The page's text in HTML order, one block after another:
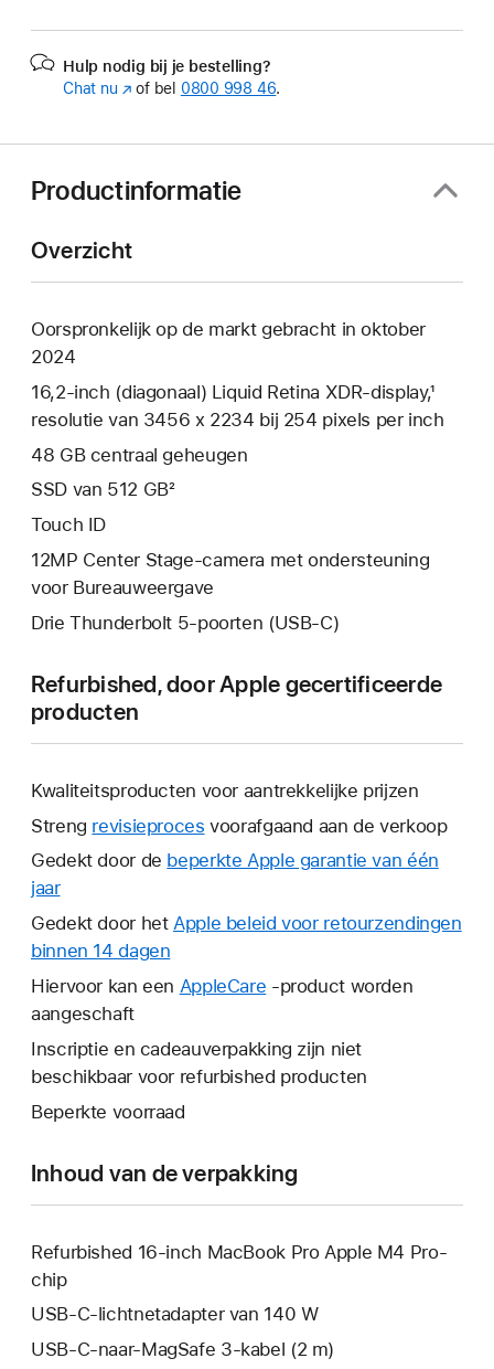
Hulp nodig bij je bestelling?
Chat nu (Wordt
of bel 0800 998 46.
Productinformatie
Overzicht
Oorspronkelijk op de markt gebracht in oktober
2024
16,2‑inch (diagonaal) Liquid Retina XDR-display,¹
resolutie van 3456 x 2234 bij 254 pixels per inch
48 GB centraal geheugen
SSD van 512 GB²
Touch ID
12MP Center Stage-camera met ondersteuning
voor Bureauweergave
Drie Thunderbolt 5-poorten (USB‑C)
Refurbished, door Apple gecertificeerde
producten
Kwaliteitsproducten voor aantrekkelijke prijzen
Streng revisieproces voorafgaand aan de verkoop
Gedekt door de beperkte Apple garantie van één
jaarHierdoor
wordt
er
nieuw
venster
geopend.
Gedekt door hetApple beleid voor retourzendingen
binnen 14 dagen
wordt
nieuw
venster
geopend.
Hiervoor kan een AppleCare Hierdoor
er
een
-product worden
aangeschaft
Inscriptie en cadeauverpakking zijn niet
beschikbaar voor refurbished producten
Beperkte voorraad
Inhoud van de verpakking
Refurbished 16‑inch MacBook Pro Apple M4 Pro-
chip
USB‑C-lichtnetadapter van 140 W
USB‑C-naar-MagSafe 3-kabel (2 m)